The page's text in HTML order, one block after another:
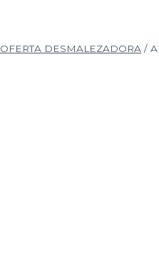
OFERTA DESMALEZADORA /